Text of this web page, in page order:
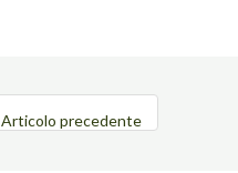
Articolo precedente